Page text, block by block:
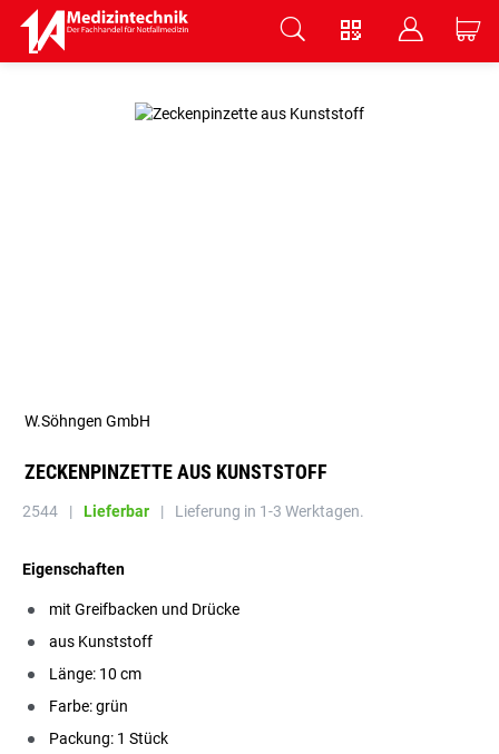
V B C
ZECKENPINZETTE AUS KUNSTSTOFF
W.Söhngen GmbH
2544 | Lieferbar | Lieferung in 1-3 Werktagen.
Eigenschaften
mit Greifbacken und Drücke
aus Kunststoff
Länge: 10 cm
Farbe: grün
Packung: 1 Stück